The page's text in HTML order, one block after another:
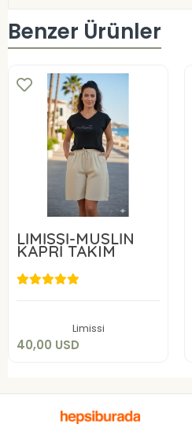
Benzer Ürünler
LİMİSSİ-MÜSLİN
KAPRİ TAKIM
Limissi
40,00 USD
40,00 USD